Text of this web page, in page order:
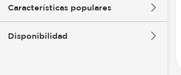
Características populares
Disponibilidad